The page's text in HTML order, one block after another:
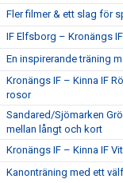
Fler filmer & ett slag för
IF Elfsborg – Kronängs
En inspirerande träning
Kronängs IF – Kinna IF
rosor
Sandared/Sjömarken
mellan långt och kort
Kronängs IF – Kinna IF
Kanonträning med ett